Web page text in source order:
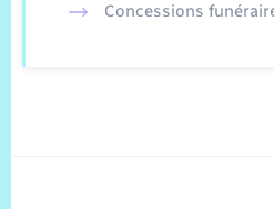
Concessions